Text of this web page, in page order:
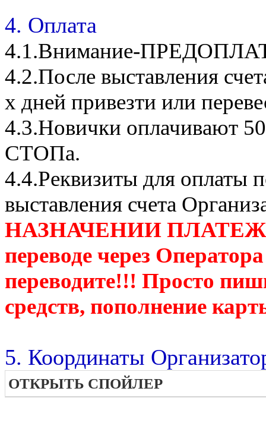
4. Оплата
4.1.Внимание-
4.2.После выставления
х дней привезти или
4.3.Новички оплачивают
СТОПа.
4.4.Реквизиты для оплаты
выставления счета
НАЗНАЧЕНИИ ПЛАТЕЖА
переводе через
переводите!!! Просто
средств, пополнение
5. Координаты
ОТКРЫТЬ СПОЙЛЕР